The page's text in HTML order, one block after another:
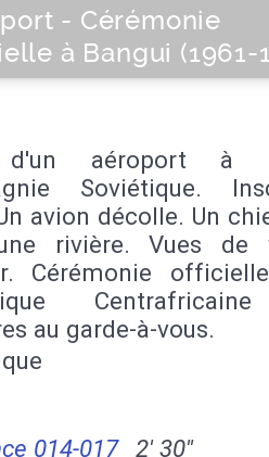
- Cérémonie
à Bangui (1961-
d'un aéroport à
Soviétique.
avion décolle. Un
rivière. Vues de
Cérémonie
au garde-à-vous.
014-017
2' 30''